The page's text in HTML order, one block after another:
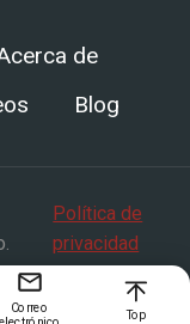
Correo
Top
de
Blog
Política de
privacidad